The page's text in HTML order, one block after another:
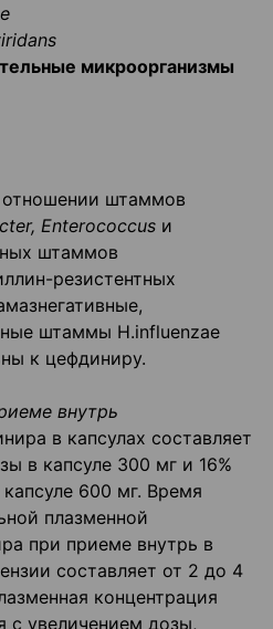
микроорганизмы
штаммов
Enterococcus и
штаммов
резистентных
штаммы H.influenzae
к цефдиниру.
внутрь
в капсулах составляет
в капсуле 300 мг и 16%
600 мг. Время
плазменной
при приеме внутрь в
со­ставляет от 2 до 4
концентрация
с увеличением дозы,